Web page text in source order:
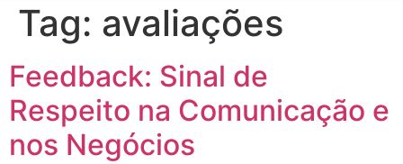
Tag: avaliações
Feedback: Sinal de
Respeito na Comunicação e
nos Negócios